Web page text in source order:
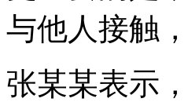
与他人接触
张某某表示